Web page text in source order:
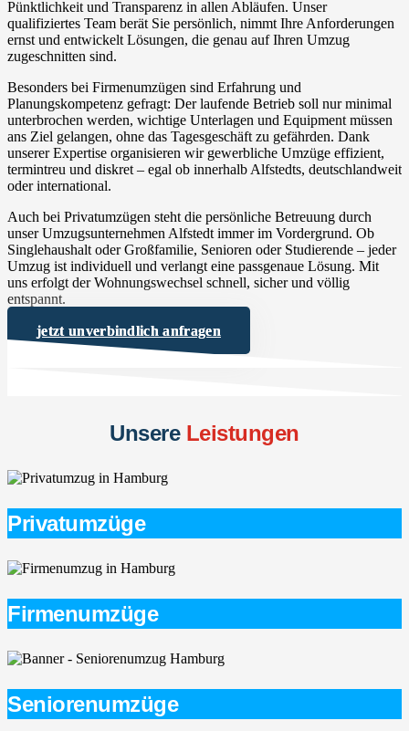
Pünktlichkeit und Transparenz in allen Abläufen. Unser
qualifiziertes Team berät Sie persönlich, nimmt Ihre Anforderungen
ernst und entwickelt Lösungen, die genau auf Ihren Umzug
zugeschnitten sind.
Besonders bei Firmenumzügen sind Erfahrung und
Planungskompetenz gefragt: Der laufende Betrieb soll nur minimal
unterbrochen werden, wichtige Unterlagen und Equipment müssen
ans Ziel gelangen, ohne das Tagesgeschäft zu gefährden. Dank
unserer Expertise organisieren wir gewerbliche Umzüge effizient,
termintreu und diskret – egal ob innerhalb Alfstedts, deutschlandweit
oder international.
Auch bei Privatumzügen steht die persönliche Betreuung durch
unser Umzugsunternehmen Alfstedt immer im Vordergrund. Ob
Singlehaushalt oder Großfamilie, Senioren oder Studierende – jeder
Umzug ist individuell und verlangt eine passgenaue Lösung. Mit
uns erfolgt der Wohnungswechsel schnell, sicher und völlig
entspannt.
jetzt unverbindlich anfragen
UnsereLeistungen
Privatumzüge
Firmenumzüge
Seniorenumzüge